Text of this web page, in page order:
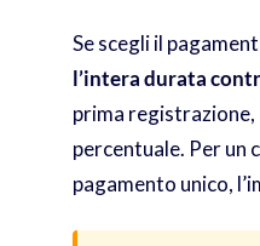
Se scegli il
l’intera durata
prima
percentuale. Per un
pagamento unico,